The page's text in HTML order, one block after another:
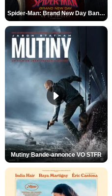
Spider-Man: Brand New Day Bande-annonce VO STFR
Mutiny Bande-annonce VO STFR